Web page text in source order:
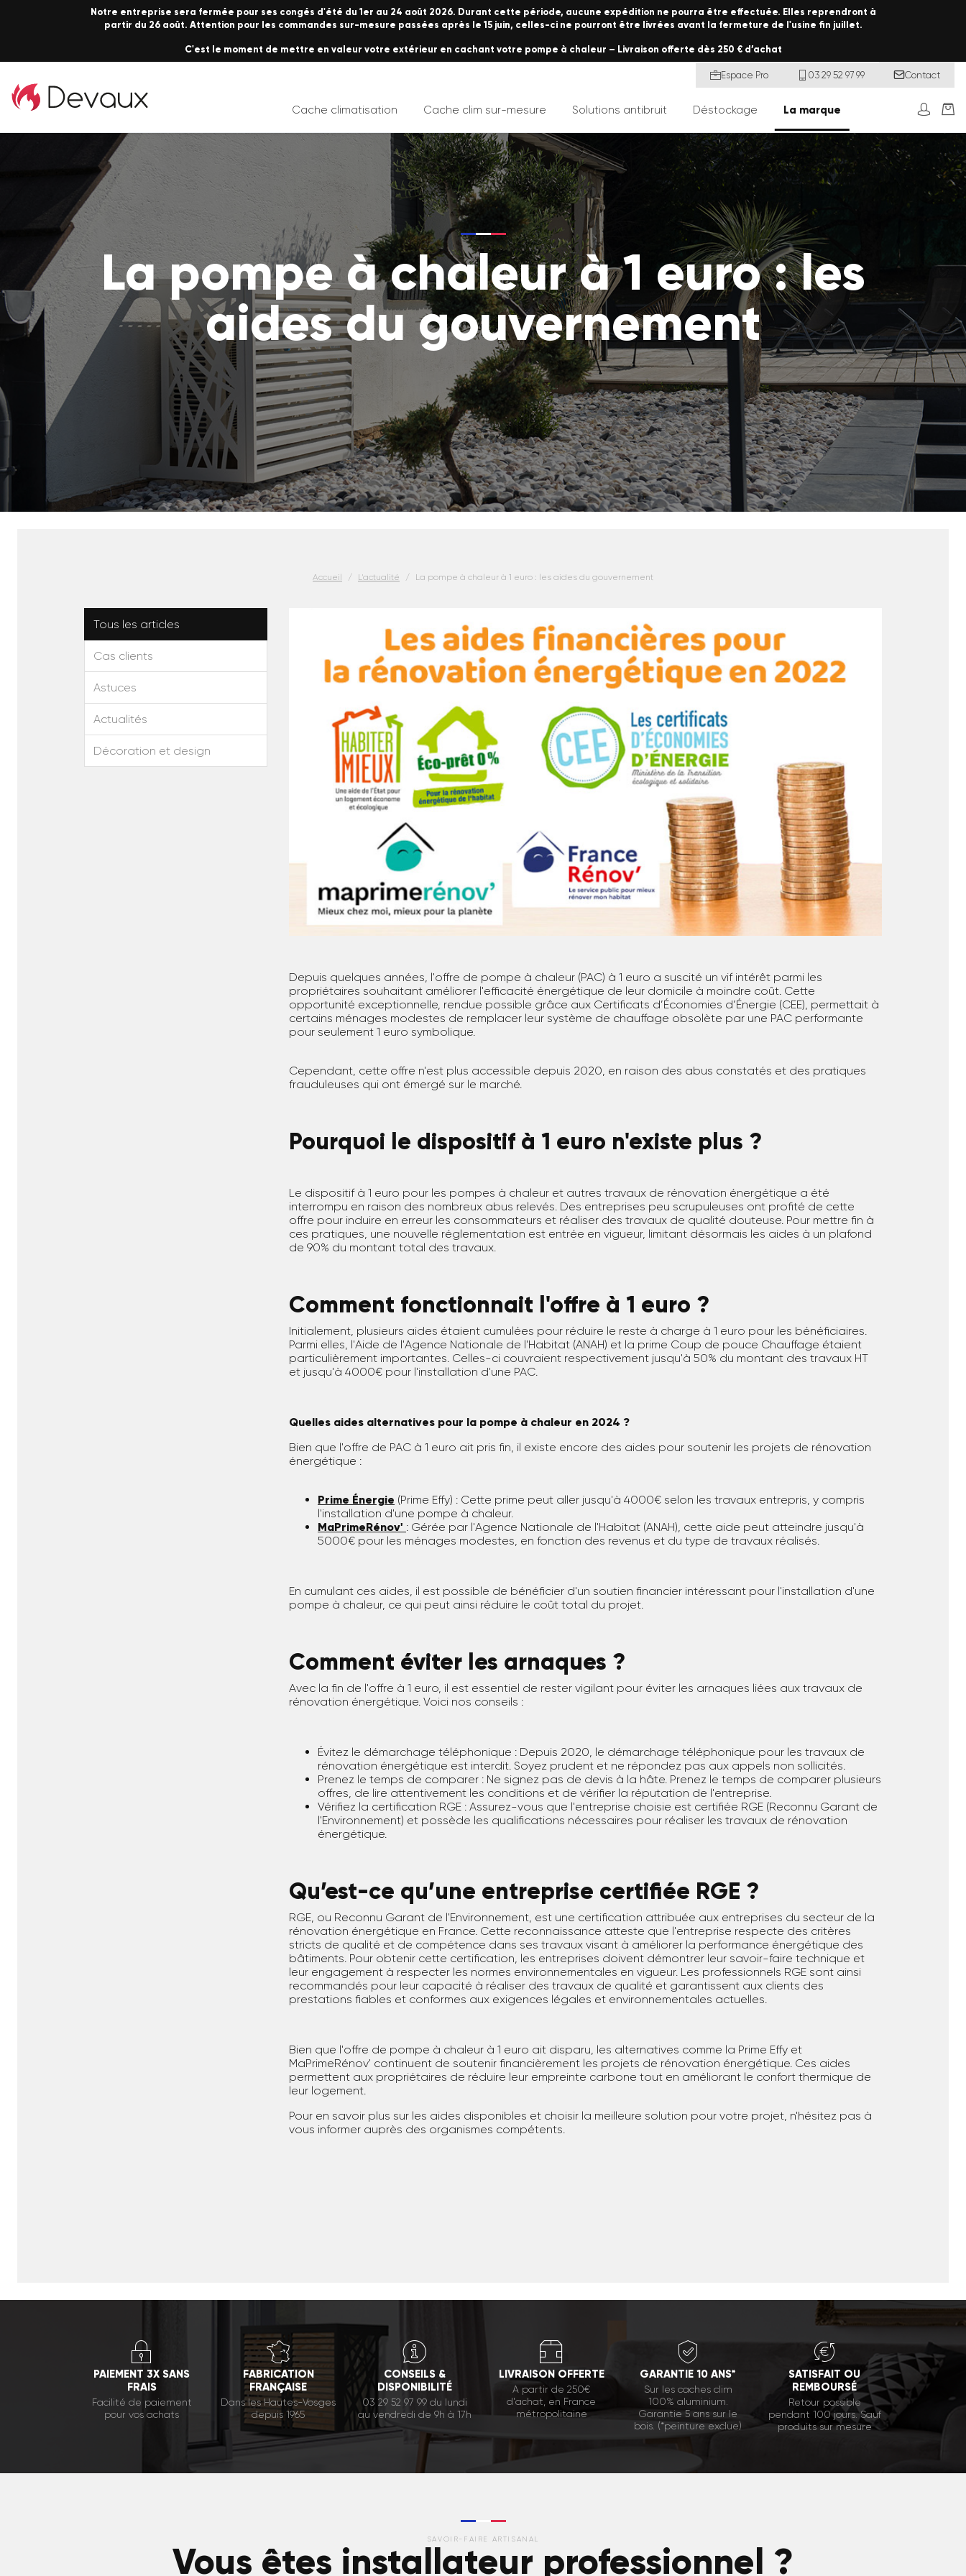
Notre entreprise sera fermée pour ses congés d'été du 1er au 24 août 2026. Durant cette période, aucune expédition ne pourra être effectuée. Elles reprendront à
partir du 26 août. Attention pour les commandes sur-mesure passées après le 15 juin, celles-ci ne pourront être livrées avant la fermeture de l'usine fin juillet.
C'est le moment de mettre en valeur votre extérieur en cachant votre pompe à chaleur – Livraison offerte dès 250 € d’achat
Espace Pro 03 29 52 97 99 Contact
Cache climatisation Cache clim sur-mesure Solutions antibruit Déstockage La marque
La pompe à chaleur à 1 euro : les
aides du gouvernement
Accueil L'actualité La pompe à chaleur à 1 euro : les aides du gouvernement
Tous les articles
Cas clients
Astuces
Actualités
Décoration et design
Depuis quelques années, l'offre de pompe à chaleur (PAC) à 1 euro a suscité un vif intérêt parmi les
propriétaires souhaitant améliorer l'efficacité énergétique de leur domicile à moindre coût. Cette
opportunité exceptionnelle, rendue possible grâce aux Certificats d’Économies d’Énergie (CEE), permettait à
certains ménages modestes de remplacer leur système de chauffage obsolète par une PAC performante
pour seulement 1 euro symbolique.
Cependant, cette offre n'est plus accessible depuis 2020, en raison des abus constatés et des pratiques
frauduleuses qui ont émergé sur le marché.
Pourquoi le dispositif à 1 euro n'existe plus ?
Le dispositif à 1 euro pour les pompes à chaleur et autres travaux de rénovation énergétique a été
interrompu en raison des nombreux abus relevés. Des entreprises peu scrupuleuses ont profité de cette
offre pour induire en erreur les consommateurs et réaliser des travaux de qualité douteuse. Pour mettre fin à
ces pratiques, une nouvelle réglementation est entrée en vigueur, limitant désormais les aides à un plafond
de 90% du montant total des travaux.
Comment fonctionnait l'offre à 1 euro ?
Initialement, plusieurs aides étaient cumulées pour réduire le reste à charge à 1 euro pour les bénéficiaires.
Parmi elles, l'Aide de l'Agence Nationale de l'Habitat (ANAH) et la prime Coup de pouce Chauffage étaient
particulièrement importantes. Celles-ci couvraient respectivement jusqu'à 50% du montant des travaux HT
et jusqu'à 4000€ pour l'installation d'une PAC.
Quelles aides alternatives pour la pompe à chaleur en 2024 ?
Bien que l'offre de PAC à 1 euro ait pris fin, il existe encore des aides pour soutenir les projets de rénovation
énergétique :
Prime Énergie (Prime Effy) : Cette prime peut aller jusqu'à 4000€ selon les travaux entrepris, y compris
l'installation d'une pompe à chaleur.
MaPrimeRénov' : Gérée par l'Agence Nationale de l'Habitat (ANAH), cette aide peut atteindre jusqu'à
5000€ pour les ménages modestes, en fonction des revenus et du type de travaux réalisés.
En cumulant ces aides, il est possible de bénéficier d'un soutien financier intéressant pour l'installation d'une
pompe à chaleur, ce qui peut ainsi réduire le coût total du projet.
Comment éviter les arnaques ?
Avec la fin de l'offre à 1 euro, il est essentiel de rester vigilant pour éviter les arnaques liées aux travaux de
rénovation énergétique. Voici nos conseils :
Évitez le démarchage téléphonique : Depuis 2020, le démarchage téléphonique pour les travaux de
rénovation énergétique est interdit. Soyez prudent et ne répondez pas aux appels non sollicités.
Prenez le temps de comparer : Ne signez pas de devis à la hâte. Prenez le temps de comparer plusieurs
offres, de lire attentivement les conditions et de vérifier la réputation de l'entreprise.
Vérifiez la certification RGE : Assurez-vous que l'entreprise choisie est certifiée RGE (Reconnu Garant de
l'Environnement) et possède les qualifications nécessaires pour réaliser les travaux de rénovation
énergétique.
Qu’est-ce qu’une entreprise certifiée RGE ?
RGE, ou Reconnu Garant de l'Environnement, est une certification attribuée aux entreprises du secteur de la
rénovation énergétique en France. Cette reconnaissance atteste que l'entreprise respecte des critères
stricts de qualité et de compétence dans ses travaux visant à améliorer la performance énergétique des
bâtiments. Pour obtenir cette certification, les entreprises doivent démontrer leur savoir-faire technique et
leur engagement à respecter les normes environnementales en vigueur. Les professionnels RGE sont ainsi
recommandés pour leur capacité à réaliser des travaux de qualité et garantissent aux clients des
prestations fiables et conformes aux exigences légales et environnementales actuelles.
Bien que l'offre de pompe à chaleur à 1 euro ait disparu, les alternatives comme la Prime Effy et
MaPrimeRénov' continuent de soutenir financièrement les projets de rénovation énergétique. Ces aides
permettent aux propriétaires de réduire leur empreinte carbone tout en améliorant le confort thermique de
leur logement.
Pour en savoir plus sur les aides disponibles et choisir la meilleure solution pour votre projet, n'hésitez pas à
vous informer auprès des organismes compétents.
PAIEMENT 3X SANS
FRAIS
Facilité de paiement
pour vos achats
FABRICATION
FRANÇAISE
Dans les Hautes-Vosges
depuis 1965
CONSEILS &
DISPONIBILITÉ
03 29 52 97 99 du lundi
au vendredi de 9h à 17h
LIVRAISON OFFERTE
A partir de 250€
d'achat, en France
métropolitaine
GARANTIE 10 ANS*
Sur les caches clim
100% aluminium.
Garantie 5 ans sur le
bois. (*peinture exclue)
SATISFAIT OU
REMBOURSÉ
Retour possible
pendant 100 jours. Sauf
produits sur mesure
SAVOIR-FAIRE ARTISANAL
Vous êtes installateur professionnel ?